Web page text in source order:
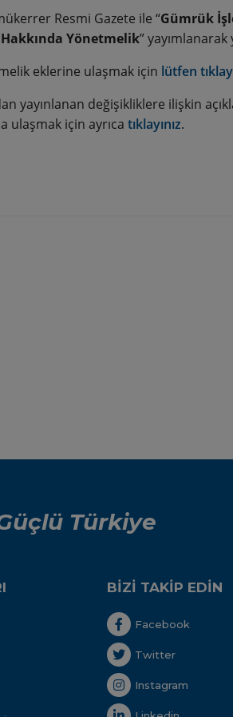
Resmi Gazete ile “Gümrük
Yönetmelik”
eklerine ulaşmak için lütfen
yayınlanan değişikliklere ilişkin
için ayrıca tıklayınız.
Türkiye
BİZİ TAKİP EDİN
Facebook
Twitter
Instagram